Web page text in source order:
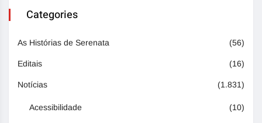
Categories
As Histórias de Serenata (56)
Editais (16)
Notícias (1.831)
Acessibilidade (10)